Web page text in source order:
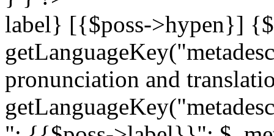
label} [{$poss->hypen}]
pronunciation and